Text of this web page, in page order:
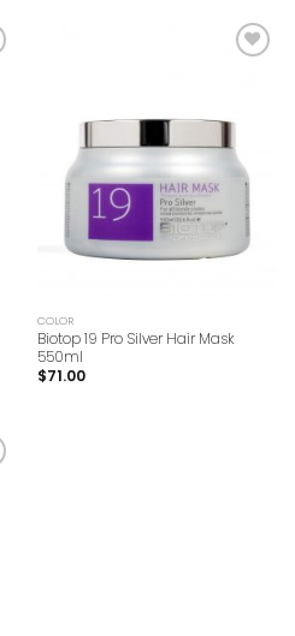
COLOR
Biotop 19 Pro Silver Hair Mask
550ml
$71.00